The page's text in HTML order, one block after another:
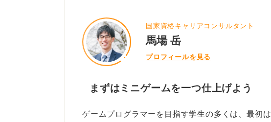
国家資格キャリアコンサルタント
馬場 岳
プロフィールを見る
まずはミニゲームを一つ仕上げよう
ゲームプログラマーを目指す学生の多くは、最初